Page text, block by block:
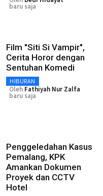
baru saja
Film "Siti Si Vampir",
Cerita Horor dengan
Sentuhan Komedi
HIBURAN
Oleh Fathiyah Nur Zalfa
baru saja
Penggeledahan Kasus
Pemalang, KPK
Amankan Dokumen
Proyek dan CCTV
Hotel